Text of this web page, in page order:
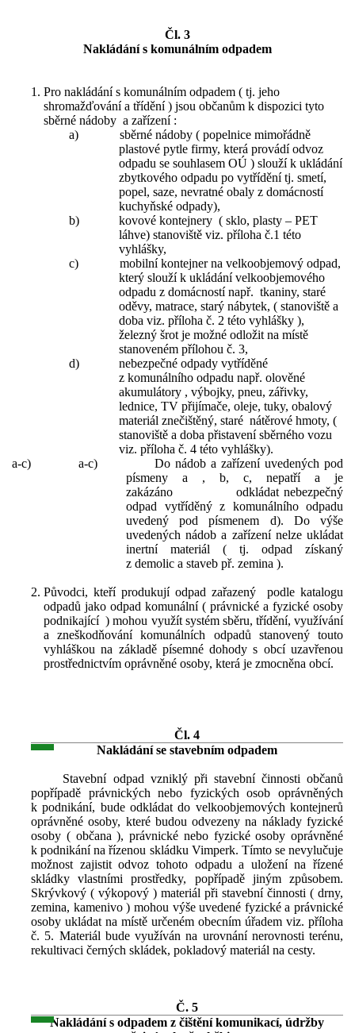
Čl. 3
Nakládání s komunálním odpadem
Pro nakládání s komunálním odpadem ( tj. jeho
shromažďování a třídění ) jsou občanům k dispozici tyto
sběrné nádoby a zařízení :
a)
sběrné nádoby ( popelnice mimořádně
plastové pytle firmy, která provádí odvoz
odpadu se souhlasem OÚ ) slouží k ukládání
zbytkového odpadu po vytřídění tj. smetí,
popel, saze, nevratné obaly z domácností
kuchyňské odpady),
b)
kovové kontejnery ( sklo, plasty – PET
láhve) stanoviště viz. příloha č.1 této
vyhlášky,
c)
mobilní kontejner na velkoobjemový odpad,
který slouží k ukládání velkoobjemového
odpadu z domácností např. tkaniny, staré
oděvy, matrace, starý nábytek, ( stanoviště a
doba viz. příloha č. 2 této vyhlášky ),
železný šrot je možné odložit na místě
stanoveném přílohou č. 3,
d)
nebezpečné odpady vytříděné
z komunálního odpadu např. olověné
akumulátory , výbojky, pneu, zářivky,
lednice, TV přijímače, oleje, tuky, obalový
materiál znečištěný, staré nátěrové hmoty, (
stanoviště a doba přistavení sběrného vozu
viz. příloha č. 4 této vyhlášky).
a-c) a-c) Do nádob a zařízení uvedených pod
písmeny a , b, c, nepatří a je
zakázáno odkládat nebezpečný
odpad vytříděný z komunálního odpadu
uvedený pod písmenem d). Do výše
uvedených nádob a zařízení nelze ukládat
inertní materiál ( tj. odpad získaný
z demolic a staveb př. zemina ).
Původci, kteří produkují odpad zařazený podle katalogu
odpadů jako odpad komunální ( právnické a fyzické osoby
podnikající ) mohou využít systém sběru, třídění, využívání
a zneškodňování komunálních odpadů stanovený touto
vyhláškou na základě písemné dohody s obcí uzavřenou
prostřednictvím oprávněné osoby, která je zmocněna obcí.
Čl. 4
Nakládání se stavebním odpadem
Stavební odpad vzniklý při stavební činnosti občanů
popřípadě právnických nebo fyzických osob oprávněných
k podnikání, bude odkládat do velkoobjemových kontejnerů
oprávněné osoby, které budou odvezeny na náklady fyzické
osoby ( občana ), právnické nebo fyzické osoby oprávněné
k podnikání na řízenou skládku Vimperk. Tímto se nevylučuje
možnost zajistit odvoz tohoto odpadu a uložení na řízené
skládky vlastními prostředky, popřípadě jiným způsobem.
Skrývkový ( výkopový ) materiál při stavební činnosti ( drny,
zemina, kamenivo ) mohou výše uvedené fyzické a právnické
osoby ukládat na místě určeném obecním úřadem viz. příloha
č. 5. Materiál bude využíván na urovnání nerovnosti terénu,
rekultivaci černých skládek, pokladový materiál na cesty.
Č. 5
Nakládání s odpadem z čištění komunikací, údržby